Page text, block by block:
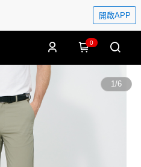
開啟APP
0
1/6